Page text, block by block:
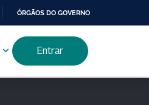
ÓRGÃOS DO GOVERNO
Entrar